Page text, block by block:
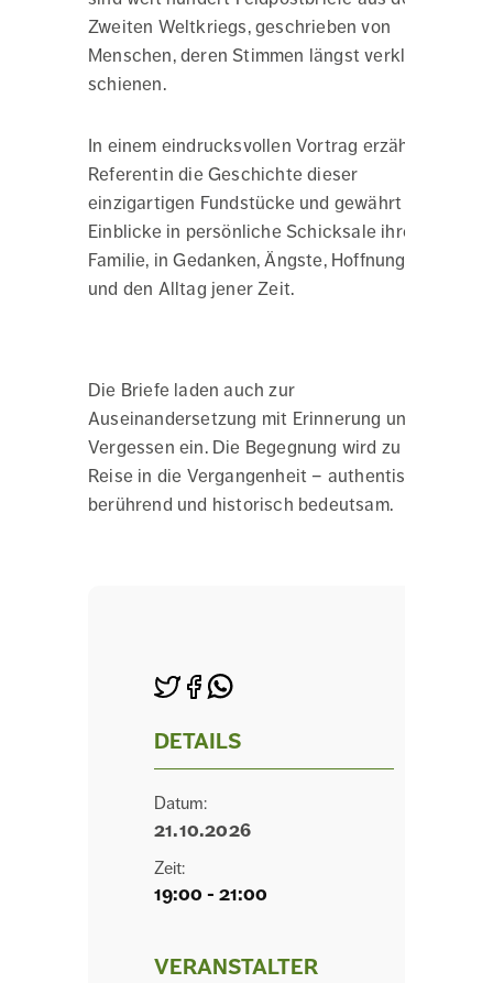
Zweiten Weltkriegs, geschrieben von
Menschen, deren Stimmen längst verklungen
schienen.
In einem eindrucksvollen Vortrag erzählt die
Referentin die Geschichte dieser
einzigartigen Fundstücke und gewährt
Einblicke in persönliche Schicksale ihrer
Familie, in Gedanken, Ängste, Hoffnungen
und den Alltag jener Zeit.
Die Briefe laden auch zur
Auseinandersetzung mit Erinnerung und
Vergessen ein. Die Begegnung wird zu einer
Reise in die Vergangenheit – authentisch,
berührend und historisch bedeutsam.
DETAILS
Datum:
21.10.2026
Zeit:
19:00 - 21:00
VERANSTALTER